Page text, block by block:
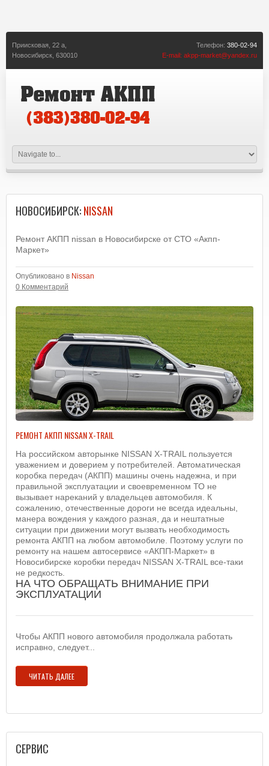
Приисковая, 22 а,
Новосибирск, 630010
Телефон: 380-02-94
E-mail: akpp-market@yandex.ru
НОВОСИБИРСК:NISSAN
Ремонт АКПП nissan в Новосибирске от СТО «Акпп-
Маркет»
Опубликовано в Nissan
0 Комментарий
РЕМОНТ АКПП NISSAN X-TRAIL
На российском авторынке NISSAN X-TRAIL пользуется
уважением и доверием у потребителей. Автоматическая
коробка передач (АКПП) машины очень надежна, и при
правильной эксплуатации и своевременном ТО не
вызывает нареканий у владельцев автомобиля. К
сожалению, отечественные дороги не всегда идеальны,
манера вождения у каждого разная, да и нештатные
ситуации при движении могут вызвать необходимость
ремонта АКПП на любом автомобиле. Поэтому услуги по
ремонту на нашем автосервисе «АКПП-Маркет» в
Новосибирске коробки передач NISSAN X-TRAIL все-таки
не редкость.
НА ЧТО ОБРАЩАТЬ ВНИМАНИЕ ПРИ
ЭКСПЛУАТАЦИИ
Чтобы АКПП нового автомобиля продолжала работать
исправно, следует...
ЧИТАТЬ ДАЛЕЕ
СЕРВИС